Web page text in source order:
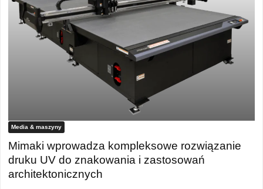
Media & maszyny
Mimaki wprowadza kompleksowe rozwiązanie
druku UV do znakowania i zastosowań
architektonicznych